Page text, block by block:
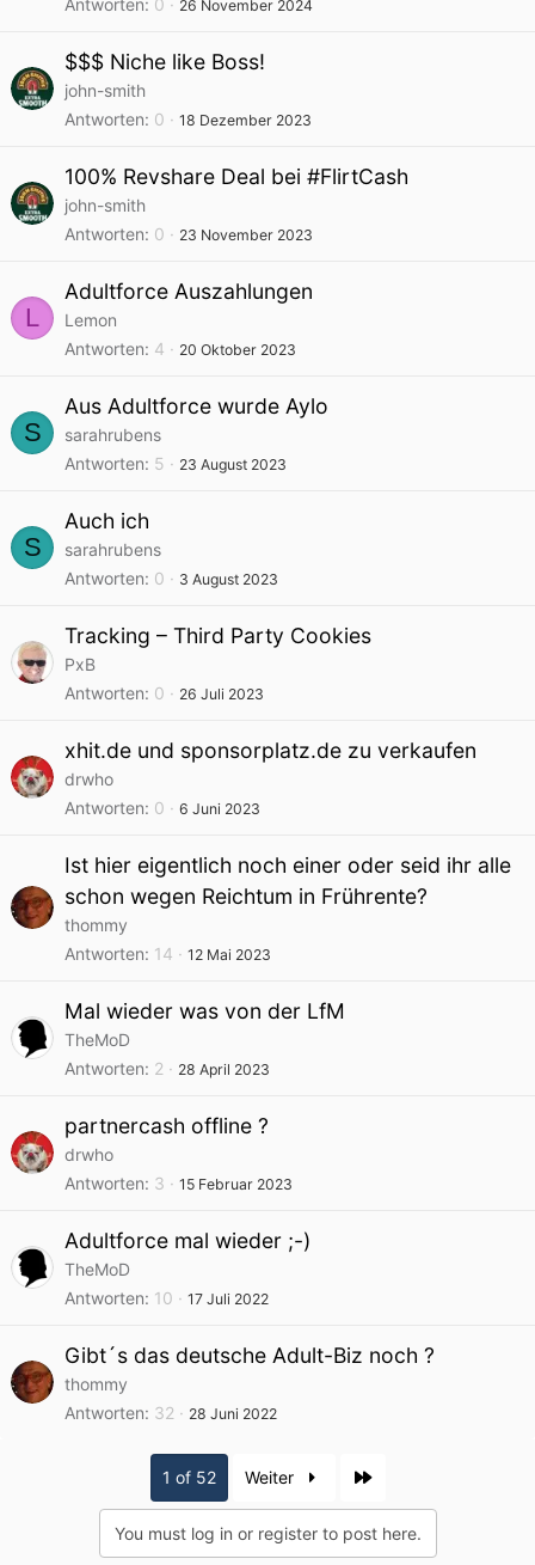
Antworten 0 26 November 2024
$$$ Niche like Boss!
john-smith
Antworten 0 18 Dezember 2023
100% Revshare Deal bei #FlirtCash
john-smith
Antworten 0 23 November 2023
L
Adultforce Auszahlungen
Lemon
Antworten 4 20 Oktober 2023
S
Aus Adultforce wurde Aylo
sarahrubens
Antworten 5 23 August 2023
S
Auch ich
sarahrubens
Antworten 0 3 August 2023
Tracking – Third Party Cookies
PxB
Antworten 0 26 Juli 2023
xhit.de und sponsorplatz.de zu verkaufen
drwho
Antworten 0 6 Juni 2023
Ist hier eigentlich noch einer oder seid ihr alle
schon wegen Reichtum in Frührente?
thommy
Antworten 14 12 Mai 2023
Mal wieder was von der LfM
TheMoD
Antworten 2 28 April 2023
partnercash offline ?
drwho
Antworten 3 15 Februar 2023
Adultforce mal wieder ;-)
TheMoD
Antworten 10 17 Juli 2022
Gibt´s das deutsche Adult-Biz noch ?
thommy
Antworten 32 28 Juni 2022
1 of 52 Weiter Last
You must log in or register to post here.